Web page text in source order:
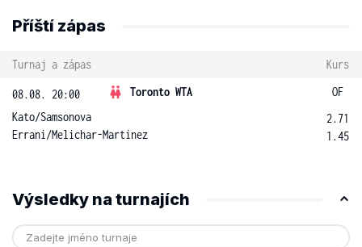
Příští zápas
Turnaj a zápas Kurs
08.08. 20:00 Toronto WTA
OF
Kato/Samsonova
Errani/Melichar-Martinez
2.71
1.45
Výsledky na turnajích